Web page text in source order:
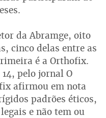
da Abramge, oito
cinco delas entre as
é a Orthofix.
pelo jornal O
afirmou em nota
padrões éticos,
e não tem ou